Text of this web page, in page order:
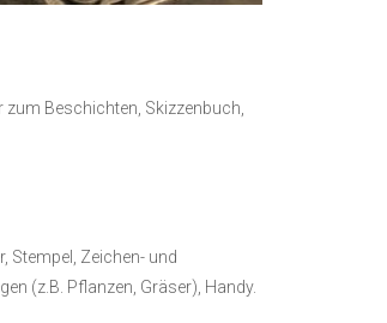
zum Beschichten, Skizzenbuch,
Stempel, Zeichen- und
(z.B. Pflanzen, Gräser), Handy.